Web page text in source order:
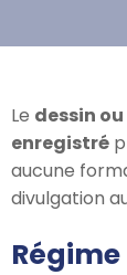
Le dessin
enregistré
aucune
divulgation
Régime